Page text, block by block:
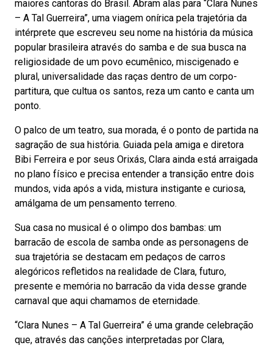
maiores cantoras do Brasil. Abram alas para “Clara Nunes
– A Tal Guerreira”, uma viagem onírica pela trajetória da
intérprete que escreveu seu nome na história da música
popular brasileira através do samba e de sua busca na
religiosidade de um povo ecumênico, miscigenado e
plural, universalidade das raças dentro de um corpo-
partitura, que cultua os santos, reza um canto e canta um
ponto.
O palco de um teatro, sua morada, é o ponto de partida na
sagração de sua história. Guiada pela amiga e diretora
Bibi Ferreira e por seus Orixás, Clara ainda está arraigada
no plano físico e precisa entender a transição entre dois
mundos, vida após a vida, mistura instigante e curiosa,
amálgama de um pensamento terreno.
Sua casa no musical é o olimpo dos bambas: um
barracão de escola de samba onde as personagens de
sua trajetória se destacam em pedaços de carros
alegóricos refletidos na realidade de Clara, futuro,
presente e memória no barracão da vida desse grande
carnaval que aqui chamamos de eternidade.
“Clara Nunes – A Tal Guerreira” é uma grande celebração
que, através das canções interpretadas por Clara,